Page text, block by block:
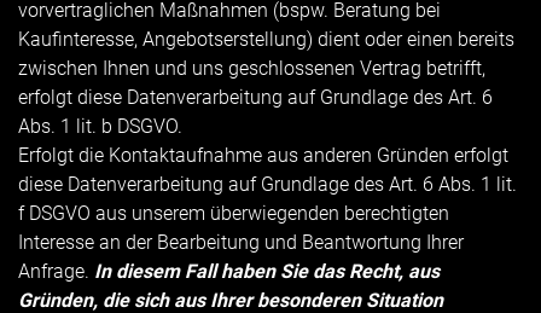
vorvertraglichen Maßnahmen (bspw. Beratung bei
Kaufinteresse, Angebotserstellung) dient oder einen bereits
zwischen Ihnen und uns geschlossenen Vertrag betrifft,
erfolgt diese Datenverarbeitung auf Grundlage des Art. 6
Abs. 1 lit. b DSGVO.
Erfolgt die Kontaktaufnahme aus anderen Gründen erfolgt
diese Datenverarbeitung auf Grundlage des Art. 6 Abs. 1 lit.
f DSGVO aus unserem überwiegenden berechtigten
Interesse an der Bearbeitung und Beantwortung Ihrer
Anfrage. In diesem Fall haben Sie das Recht, aus
Gründen, die sich aus Ihrer besonderen Situation